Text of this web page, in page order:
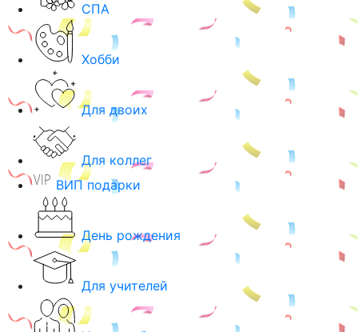
СПА
Хобби
Для двоих
Для коллег
ВИП подарки
День рождения
Для учителей